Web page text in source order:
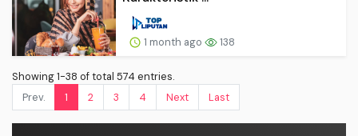
1 month ago 138
Showing 1-38 of total 574 entries.
Prev.
1 2 3 4 Next Last